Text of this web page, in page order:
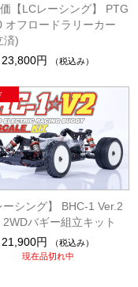
【LCレーシング】 PTG
オフロードラリーカー
済)
23,800円
（税込み）
ーシング】 BHC-1 Ver.2
バギー組立キット
21,900円
（税込み）
現在品切れ中